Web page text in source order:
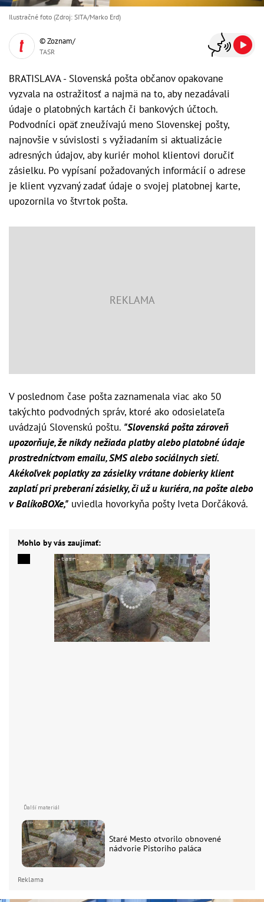
Ilustračné foto (Zdroj: SITA/Marko Erd)
© Zoznam/
TASR
BRATISLAVA - Slovenská pošta občanov opakovane
vyzvala na ostražitosť a najmä na to, aby nezadávali
údaje o platobných kartách či bankových účtoch.
Podvodníci opäť zneužívajú meno Slovenskej pošty,
najnovšie v súvislosti s vyžiadaním si aktualizácie
adresných údajov, aby kuriér mohol klientovi doručiť
zásielku. Po vypísaní požadovaných informácií o adrese
je klient vyzvaný zadať údaje o svojej platobnej karte,
upozornila vo štvrtok pošta.
V poslednom čase pošta zaznamenala viac ako 50
takýchto podvodných správ, ktoré ako odosielateľa
uvádzajú Slovenskú poštu. "Slovenská pošta zároveň
upozorňuje, že nikdy nežiada platby alebo platobné údaje
prostredníctvom emailu, SMS alebo sociálnych sietí.
Akékoľvek poplatky za zásielky vrátane dobierky klient
zaplatí pri preberaní zásielky, či už u kuriéra, na pošte alebo
v BalíkoBOXe," uviedla hovorkyňa pošty Iveta Dorčáková.
Mohlo by vás zaujímať:
Staré Mesto otvorilo obnovené
nádvorie Pistoriho paláca
Reklama